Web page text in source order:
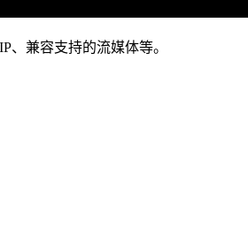
、兼容支持的流媒体等。